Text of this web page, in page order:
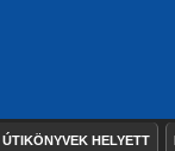
ÚTIKÖNYVEK HELYETT